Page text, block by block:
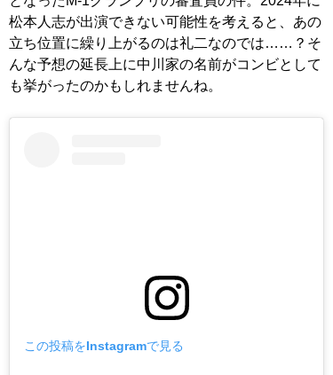
松本人志が出演できない可能性を考えると、あの
立ち位置に繰り上がるのは礼二なのでは……？そ
んな予想の延長上に中川家の名前がコンビとして
も挙がったのかもしれませんね。
この投稿をInstagramで見る